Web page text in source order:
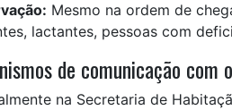
Mesmo na ordem de
lactantes, pessoas com
de comunicação com
na Secretaria de